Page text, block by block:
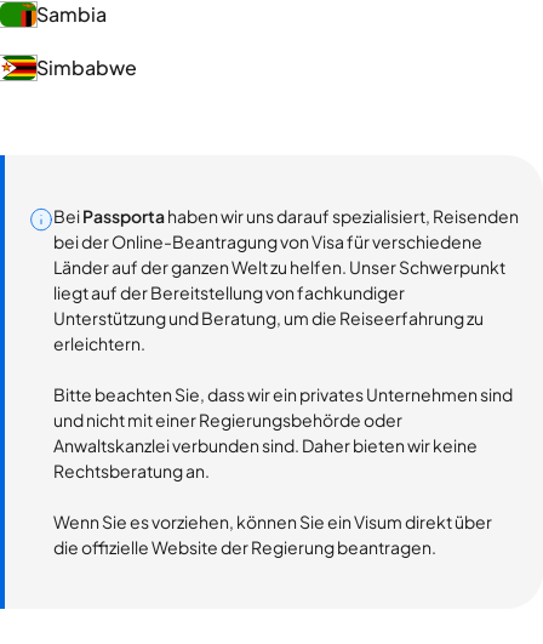
Sambia
Simbabwe
BeiPassportahaben wir uns darauf spezialisiert, Reisenden
bei der Online-Beantragung von Visa für verschiedene
Länder auf der ganzen Welt zu helfen. Unser Schwerpunkt
liegt auf der Bereitstellung von fachkundiger
Unterstützung und Beratung, um die Reiseerfahrung zu
erleichtern.
Bitte beachten Sie, dass wir ein privates Unternehmen sind
und nicht mit einer Regierungsbehörde oder
Anwaltskanzlei verbunden sind. Daher bieten wir keine
Rechtsberatung an.
Wenn Sie es vorziehen, können Sie ein Visum direkt über
die offizielle Website der Regierung beantragen.